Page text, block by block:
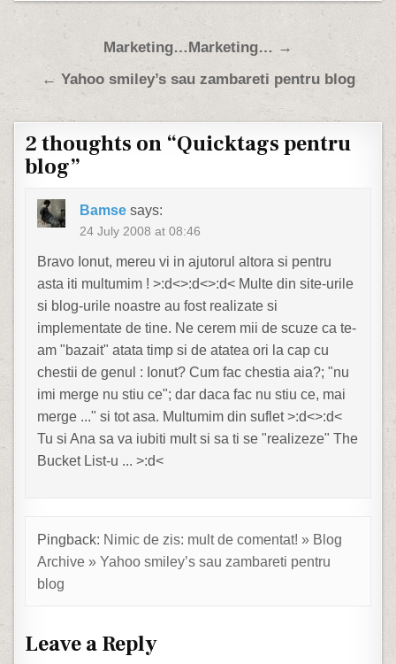
Post navigationMarketing…Marketing… →
← Yahoo smiley’s sau zambareti pentru blog
2 thoughts on “Quicktags pentru
blog”
Bamse says:
24 July 2008 at 08:46
Bravo Ionut, mereu vi in ajutorul altora si pentru
asta iti multumim ! >:d<>:d<>:d< Multe din site-urile
si blog-urile noastre au fost realizate si
implementate de tine. Ne cerem mii de scuze ca te-
am "bazait" atata timp si de atatea ori la cap cu
chestii de genul : Ionut? Cum fac chestia aia?; "nu
imi merge nu stiu ce"; dar daca fac nu stiu ce, mai
merge ..." si tot asa. Multumim din suflet >:d<>:d<
Tu si Ana sa va iubiti mult si sa ti se "realizeze" The
Bucket List-u ... >:d<
Pingback: Nimic de zis: mult de comentat! » Blog
Archive » Yahoo smiley’s sau zambareti pentru
blog
Leave a Reply